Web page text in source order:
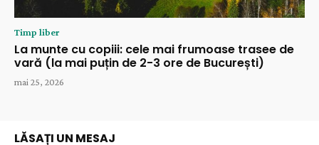
Timp liber
La munte cu copiii: cele mai frumoase trasee de
vară (la mai puțin de 2-3 ore de București)
mai 25, 2026
LĂSAȚI UN MESAJ